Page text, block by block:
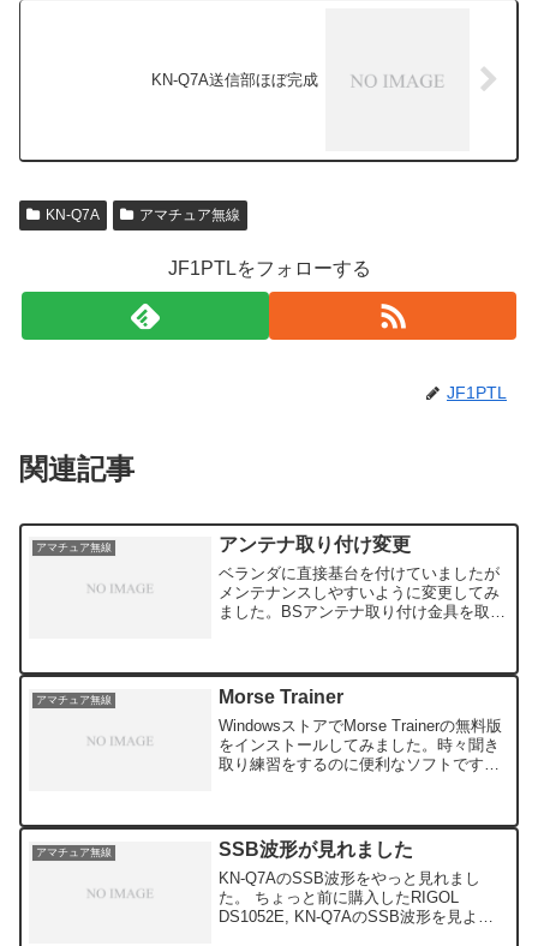
KN-Q7A送信部ほぼ完成
KN-Q7A アマチュア無線
JF1PTLをフォローする
JF1PTL
関連記事
アマチュア無線 アンテナ取り付け変更
ベランダに直接基台を付けていましたが
メンテナンスしやすいように変更してみ
ました。BSアンテナ取り付け金具を取り
テナの取り付け金具は取り合えず前のも
のを使いました。アンテ...
アマチュア無線 Morse Trainer
WindowsストアでMorse Trainerの無料版
をインストールしてみました。時々聞き
取り練習をするのに便利なソフトです。
ＣＷのお勉強を始めます。
アマチュア無線 SSB波形が見れました
KN-Q7AのSSB波形をやっと見れまし
た。 ちょっと前に購入したRIGOL
DS1052E, KN-Q7AのSSB波形を見よう